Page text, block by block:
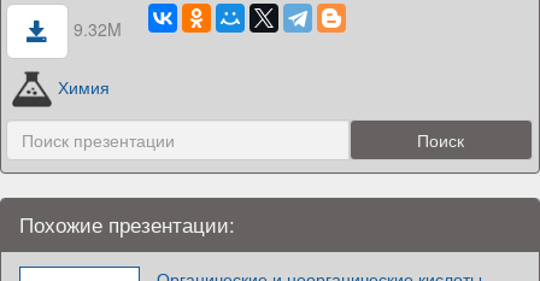
9.32M
Химия
Похожие презентации: